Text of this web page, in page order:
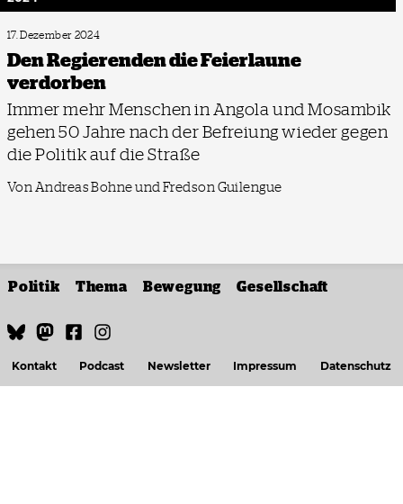
17. Dezember 2024
Den Regierenden die Feierlaune
verdorben
Immer mehr Menschen in Angola und Mosambik
gehen 50 Jahre nach der Befreiung wieder gegen
die Politik auf die Straße
Von Andreas Bohne und Fredson Guilengue
Politik Thema Bewegung Gesellschaft
Kontakt Podcast Newsletter Impressum Datenschutz